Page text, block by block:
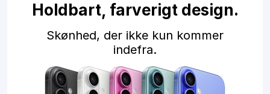
Holdbart, farverigt design.
Skønhed, der ikke kun kommer
indefra.